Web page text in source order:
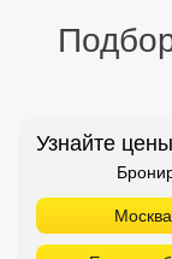
Узнайте
Москва